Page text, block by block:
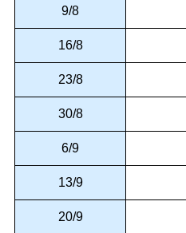
9/8
16/8
23/8
30/8
6/9
13/9
20/9